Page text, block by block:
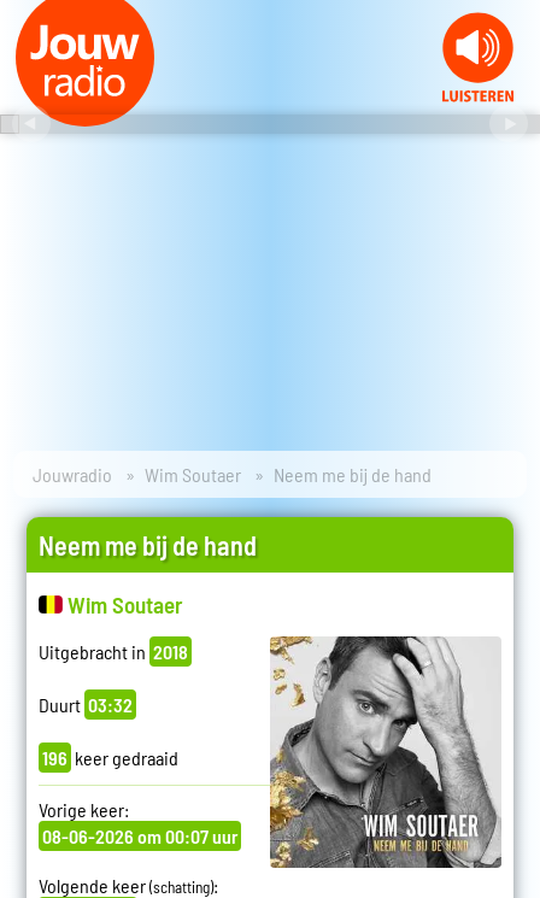
Jouwradio Wim Soutaer Neem me bij de hand
Neem me bij de hand
Wim Soutaer
Uitgebracht in 2018
Duurt 03:32
196 keer gedraaid
Vorige keer:
08-06-2026 om 00:07 uur
Volgende keer(schatting):